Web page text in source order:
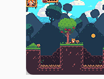
магии и поднимите